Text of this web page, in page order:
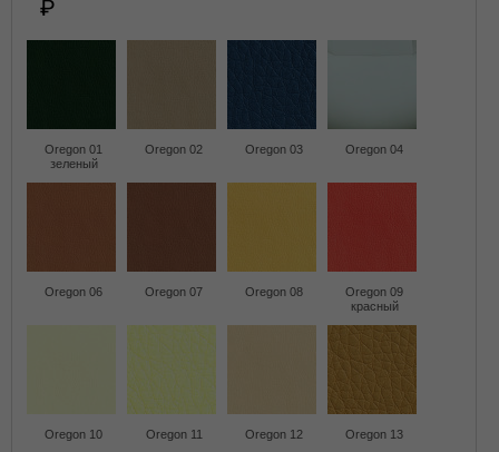
Oregon 01
зеленый
Oregon 02 Oregon 03 Oregon 04
Oregon 06 Oregon 07 Oregon 08
Oregon 09
красный
Oregon 10 Oregon 11 Oregon 12 Oregon 13